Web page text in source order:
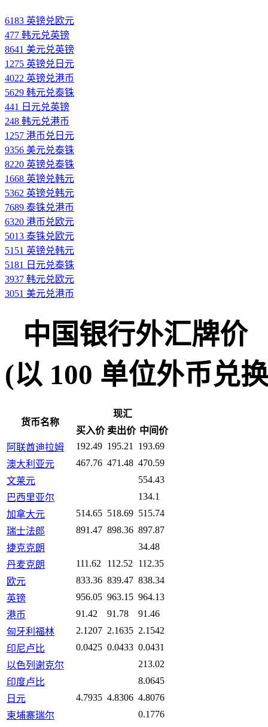
6183 英镑兑欧元
477 韩元兑英镑
8641 美元兑英镑
1275 英镑兑日元
4022 英镑兑港币
5629 韩元兑泰铢
441 日元兑英镑
248 韩元兑港币
1257 港币兑日元
9356 美元兑泰铢
8220 英镑兑泰铢
1668 英镑兑韩元
5362 英镑兑韩元
7689 泰铢兑港币
6320 港币兑欧元
5013 泰铢兑欧元
5151 英镑兑韩元
5181 日元兑泰铢
3937 韩元兑欧元
3051 美元兑港币
中国银行外汇牌价
(以 100 单位外币兑
货币名称
现汇
买入价 卖出价 中间价
阿联酋迪拉姆
192.49 195.21
193.69
澳大利亚元
467.76 471.48 470.59
文莱元
554.43
巴西里亚尔
134.1
加拿大元
514.65 518.69 515.74
瑞士法郎
891.47 898.36 897.87
捷克克朗
34.48
丹麦克朗
111.62 112.52
112.35
欧元
833.36 839.47 838.34
英镑
956.05 963.15 964.13
港币
91.42 91.78
91.46
匈牙利福林
2.1207 2.1635 2.1542
印尼卢比
0.0425 0.0433 0.0431
以色列谢克尔
213.02
印度卢比
8.0645
日元
4.7935 4.8306 4.8076
柬埔寨瑞尔
0.1776